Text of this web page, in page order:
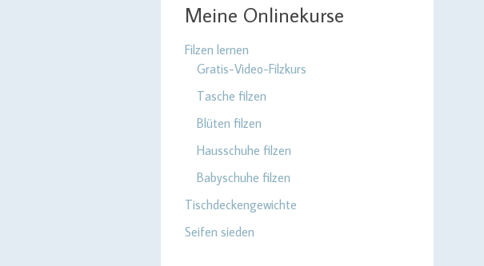
Meine Onlinekurse
Filzen lernen
Gratis-Video-Filzkurs
Tasche filzen
Blüten filzen
Hausschuhe filzen
Babyschuhe filzen
Tischdeckengewichte
Seifen sieden